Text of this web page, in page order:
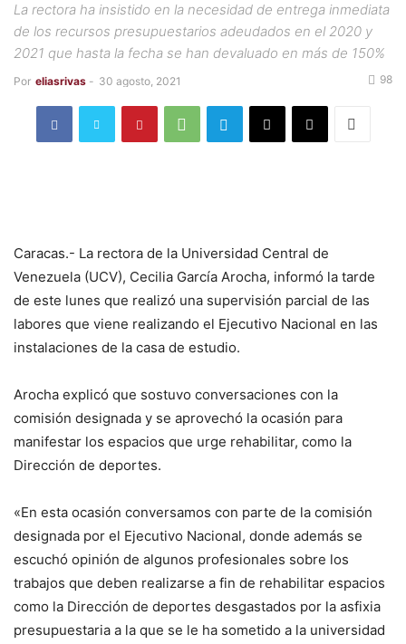
La rectora ha insistido en la necesidad de entrega inmediata
de los recursos presupuestarios adeudados en el 2020 y
2021 que hasta la fecha se han devaluado en más de 150%
Por eliasrivas - 30 agosto, 2021 98
Caracas.- La rectora de la Universidad Central de
Venezuela (UCV), Cecilia García Arocha, informó la tarde
de este lunes que realizó una supervisión parcial de las
labores que viene realizando el Ejecutivo Nacional en las
instalaciones de la casa de estudio.
Arocha explicó que sostuvo conversaciones con la
comisión designada y se aprovechó la ocasión para
manifestar los espacios que urge rehabilitar, como la
Dirección de deportes.
«En esta ocasión conversamos con parte de la comisión
designada por el Ejecutivo Nacional, donde además se
escuchó opinión de algunos profesionales sobre los
trabajos que deben realizarse a fin de rehabilitar espacios
como la Dirección de deportes desgastados por la asfixia
presupuestaria a la que se le ha sometido a la universidad